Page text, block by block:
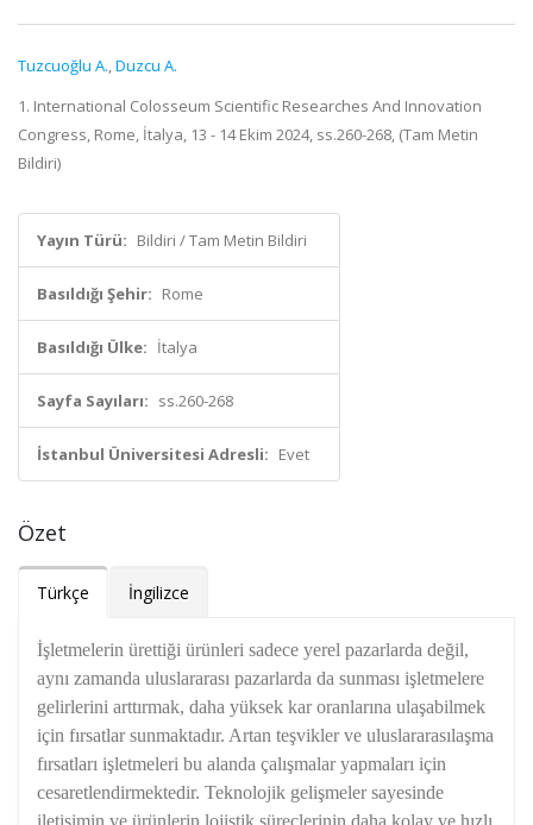
Tuzcuoğlu A.,Duzcu A.
1. International Colosseum Scientific Researches And Innovation
Congress, Rome, İtalya, 13 - 14 Ekim 2024, ss.260-268, (Tam Metin
Bildiri)
Yayın Türü: Bildiri / Tam Metin Bildiri
Basıldığı Şehir: Rome
Basıldığı Ülke: İtalya
Sayfa Sayıları: ss.260-268
İstanbul Üniversitesi Adresli: Evet
Özet
Türkçe İngilizce
İşletmelerin ürettiği ürünleri sadece yerel pazarlarda değil,
aynı zamanda uluslararası pazarlarda da sunması işletmelere
gelirlerini arttırmak, daha yüksek kar oranlarına ulaşabilmek
için fırsatlar sunmaktadır. Artan teşvikler ve uluslararasılaşma
fırsatları işletmeleri bu alanda çalışmalar yapmaları için
cesaretlendirmektedir. Teknolojik gelişmeler sayesinde
iletişimin ve ürünlerin lojistik süreçlerinin daha kolay ve hızlı